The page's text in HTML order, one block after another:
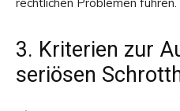
3. Kriterien zur
seriösen